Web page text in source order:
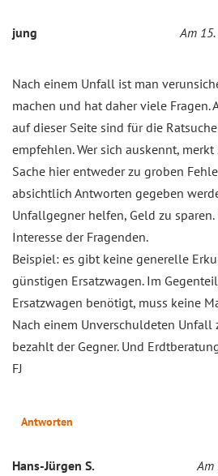
jung Am
Nach einem Unfall ist man
machen und hat daher viele Fragen.
auf dieser Seite sind für die
empfehlen. Wer sich auskennt,
Sache hier entweder zu groben
absichtlich Antworten gegeben
Unfallgegner helfen, Geld zu
Interesse der Fragenden.
Beispiel: es gibt keine generelle
günstigen Ersatzwagen. Im
Ersatzwagen benötigt, muss keine
Nach einem Unverschuldeten Unfall
bezahlt der Gegner. Und
FJ
Antworten
Hans-Jürgen S. Am